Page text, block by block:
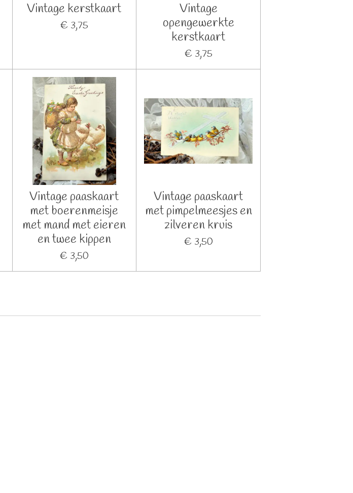
Vintage kerstkaart
€ 3,75
Vintage
opengewerkte
kerstkaart
€ 3,75
Vintage paaskaart
met boerenmeisje
met mand met eieren
en twee kippen
€ 3,50
Vintage paaskaart
met pimpelmeesjes en
zilveren kruis
€ 3,50